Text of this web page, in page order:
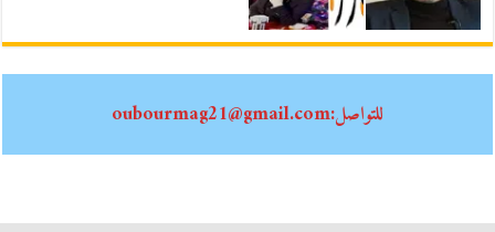
للتواصل:oubourmag21@gmail.com